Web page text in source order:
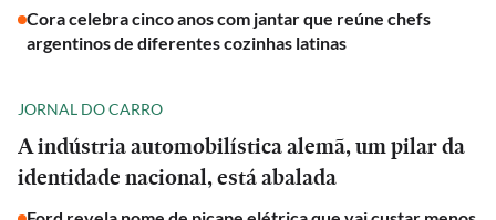
Cora celebra cinco anos com jantar que reúne chefs
argentinos de diferentes cozinhas latinas
JORNAL DO CARRO
A indústria automobilística alemã, um pilar da
identidade nacional, está abalada